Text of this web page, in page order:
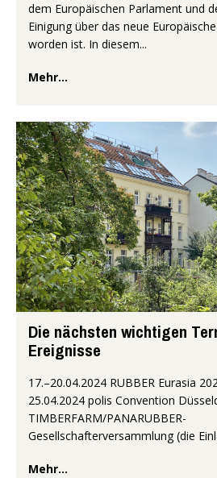
dem Europäischen Parlament und
Einigung über das neue
worden ist. In diesem...
Mehr...
Die nächsten wichtigen
Ereignisse
17.–20.04.2024 RUBBER Eurasia
25.04.2024 polis Convention
TIMBERFARM/PANARUBBER-
Gesellschafterversammlung (die
Mehr...